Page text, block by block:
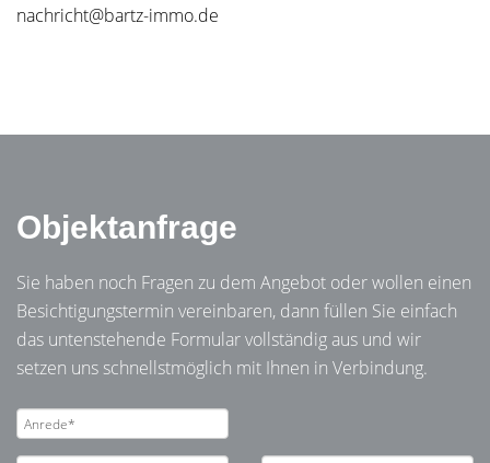
nachricht@bartz-immo.de
Objektanfrage
Sie haben noch Fragen zu dem Angebot oder wollen einen
Besichtigungstermin vereinbaren, dann füllen Sie einfach
das untenstehende Formular vollständig aus und wir
setzen uns schnellstmöglich mit Ihnen in Verbindung.